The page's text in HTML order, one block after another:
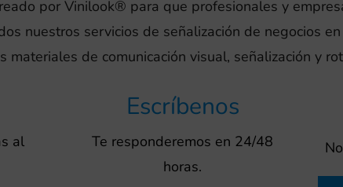
por Vinilook® para que profesionales y
nuestros servicios de señalización de negocios
materiales de comunicación visual, señalización y
al
Escríbenos
Te responderemos en 24/48
horas.